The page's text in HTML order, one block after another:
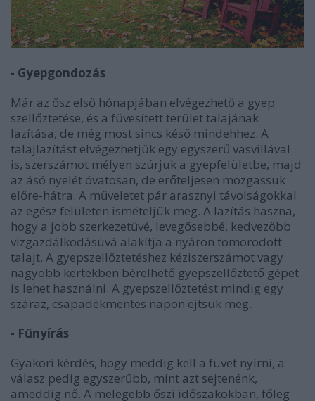
- Gyepgondozás
Már az ősz első hónapjában elvégezhető a gyep
szellőztetése, és a füvesített terület talajának
lazítása, de még most sincs késő mindehhez. A
talajlazítást elvégezhetjük egy egyszerű vasvillával
is, szerszámot mélyen szúrjuk a gyepfelületbe, majd
az ásó nyelét óvatosan, de erőteljesen mozgassuk
előre-hátra. A műveletet pár arasznyi távolságokkal
az egész felületen ismételjük meg. A lazítás haszna,
hogy a jobb szerkezetűvé, levegősebbé, kedvezőbb
vízgazdálkodásúvá alakítja a nyáron tömörödött
talajt. A gyepszellőztetéshez kéziszerszámot vagy
nagyobb kertekben bérelhető gyepszellőztető gépet
is lehet használni. A gyepszellőztetést mindig egy
száraz, csapadékmentes napon ejtsük meg.
- Fűnyírás
Gyakori kérdés, hogy meddig kell a füvet nyírni, a
válasz pedig egyszerűbb, mint azt sejtenénk,
ameddig nő. A melegebb őszi időszakokban, főleg